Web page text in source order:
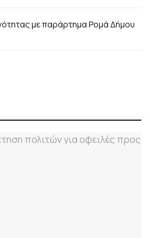
με παράρτημα Ρομά Δήμου